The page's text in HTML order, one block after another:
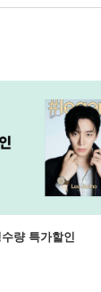
량 특가할인